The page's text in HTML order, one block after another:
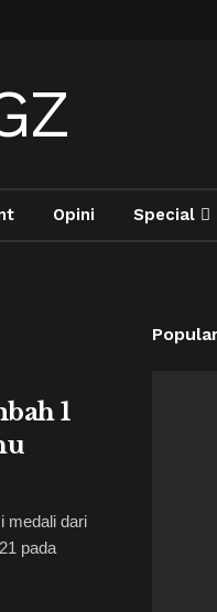
Opini Special
1
medali dari
pada